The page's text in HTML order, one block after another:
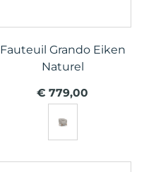
Fauteuil Grando Eiken
Naturel
€ 779,00